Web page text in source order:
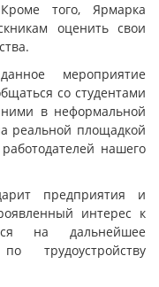
того, Ярмарка
оценить свои
мероприятие
со студентами
в неформальной
реальной площадкой
нашего
предприятия и
интерес к
на дальнейшее
трудоустройству